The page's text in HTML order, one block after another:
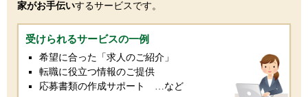
家がお手伝いするサービスです。
受けられるサービスの一例
希望に合った「求人のご紹介」
転職に役立つ情報のご提供
応募書類の作成サポート …など